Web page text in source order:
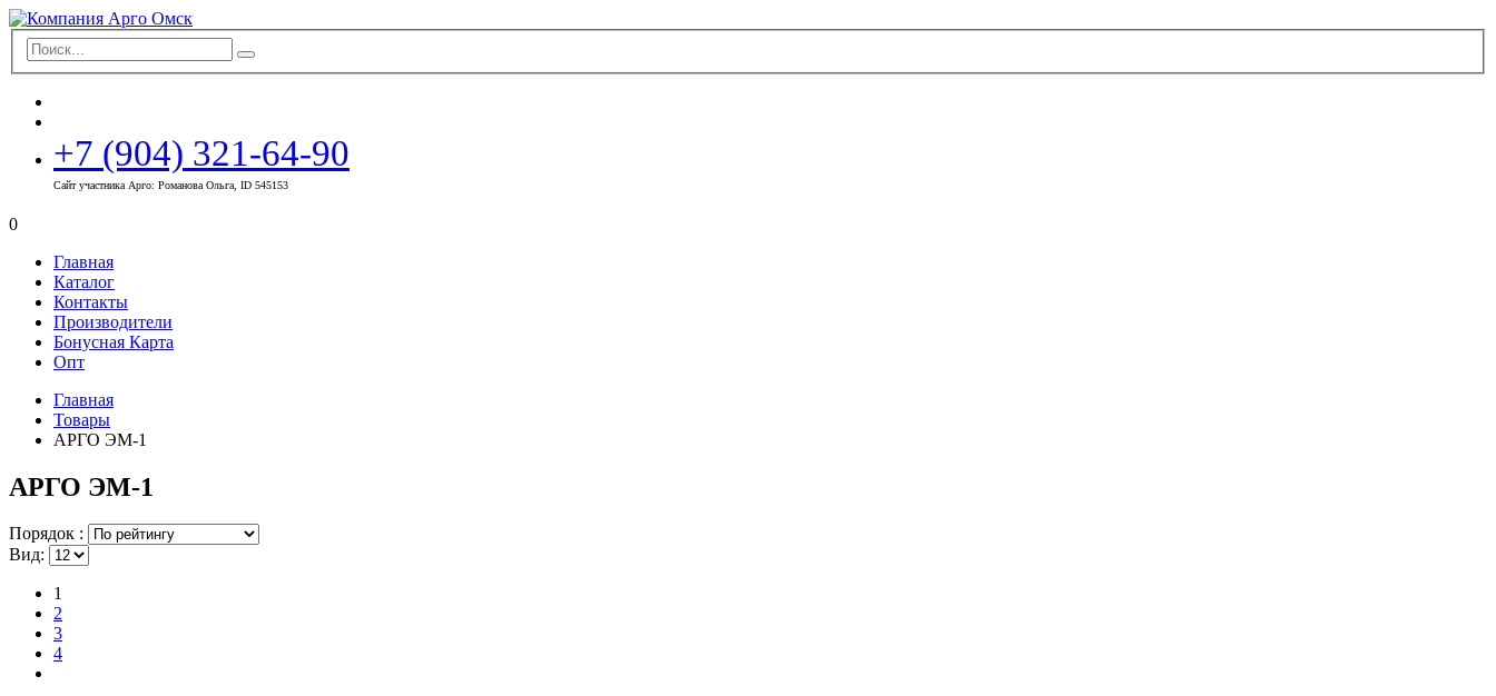
+7 (904) 321-64-90
Сайт участника Арго: Романова Ольга, ID 545153
0
Главная
Каталог
Контакты
Производители
Бонусная Карта
Опт
Главная
Товары
АРГО ЭМ-1
АРГО ЭМ-1
Порядок :
Вид:
1
2
3
4